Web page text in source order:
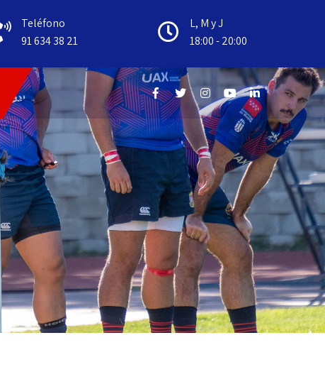
Teléfono
91 634 38 21
L, M y J
18:00 - 20:00